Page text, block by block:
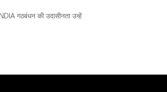
गठबंधन की उदासीनता उन्हें